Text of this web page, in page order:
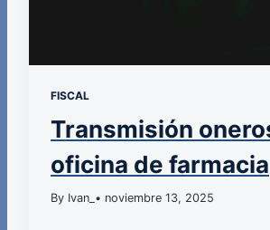
FISCAL
Transmisión
oficina de farmacia
By Ivan_ • noviembre 13, 2025